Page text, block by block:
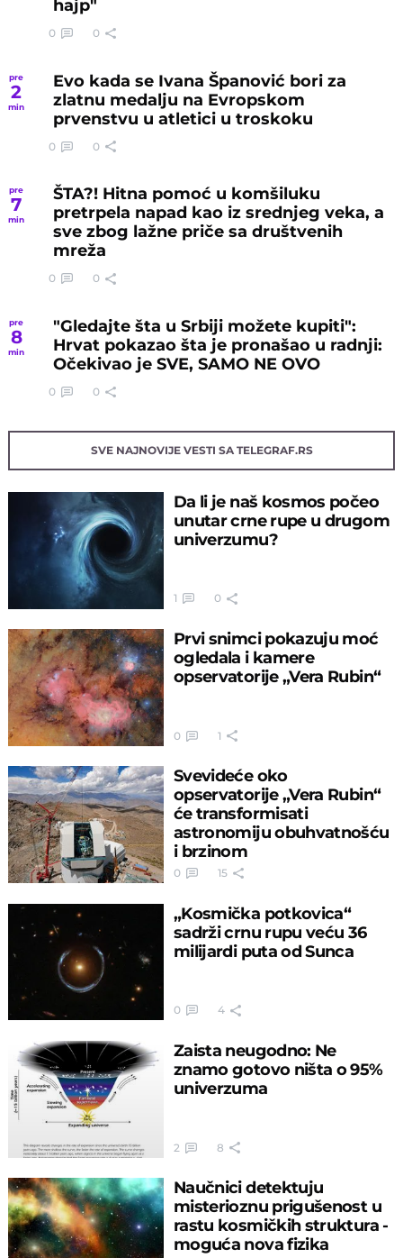
hajp"
0 0
pre
2
min
Evo kada se Ivana Španović bori za
zlatnu medalju na Evropskom
prvenstvu u atletici u troskoku
0 0
pre
7
min
ŠTA?! Hitna pomoć u komšiluku
pretrpela napad kao iz srednjeg veka, a
sve zbog lažne priče sa društvenih
mreža
0 0
pre
8
min
"Gledajte šta u Srbiji možete kupiti":
Hrvat pokazao šta je pronašao u radnji:
Očekivao je SVE, SAMO NE OVO
0 0
SVE NAJNOVIJE VESTI SA TELEGRAF.RS
Da li je naš kosmos počeo
unutar crne rupe u drugom
univerzumu?
1 0
Prvi snimci pokazuju moć
ogledala i kamere
opservatorije „Vera Rubin“
0 1
Svevideće oko
opservatorije „Vera Rubin“
će transformisati
astronomiju obuhvatnošću
i brzinom
0 15
„Kosmička potkovica“
sadrži crnu rupu veću 36
milijardi puta od Sunca
0 4
Zaista neugodno: Ne
znamo gotovo ništa o 95%
univerzuma
2 8
Naučnici detektuju
misterioznu prigušenost u
rastu kosmičkih struktura -
moguća nova fizika